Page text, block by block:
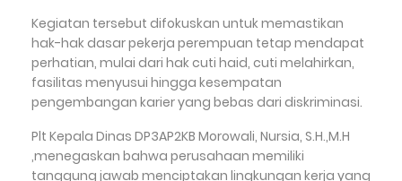
Kegiatan tersebut difokuskan untuk memastikan
hak-hak dasar pekerja perempuan tetap mendapat
perhatian, mulai dari hak cuti haid, cuti melahirkan,
fasilitas menyusui hingga kesempatan
pengembangan karier yang bebas dari diskriminasi.
Plt Kepala Dinas DP3AP2KB Morowali, Nursia, S.H.,M.H
,menegaskan bahwa perusahaan memiliki
tanggung jawab menciptakan lingkungan kerja yang